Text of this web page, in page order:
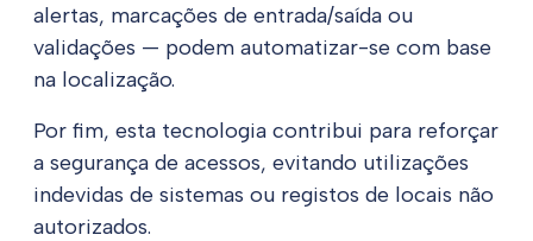
alertas, marcações de entrada/saída ou
validações — podem automatizar-se com base
na localização.
Por fim, esta tecnologia contribui para reforçar
a segurança de acessos, evitando utilizações
indevidas de sistemas ou registos de locais não
autorizados.